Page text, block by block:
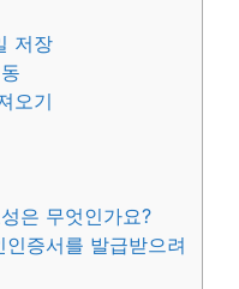
저장
오기
은 무엇인가요?
증서를 발급받으려